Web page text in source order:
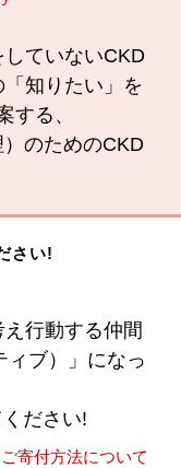
ていないCKD
知りたい」を
する、
のためのCKD
さい!
行動する仲間
ィブ）」になっ
ださい!
寄付方法について